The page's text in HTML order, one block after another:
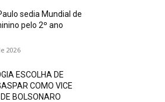
sedia Mundial de
pelo 2º ano
2026
ESCOLHA DE
COMO VICE
BOLSONARO